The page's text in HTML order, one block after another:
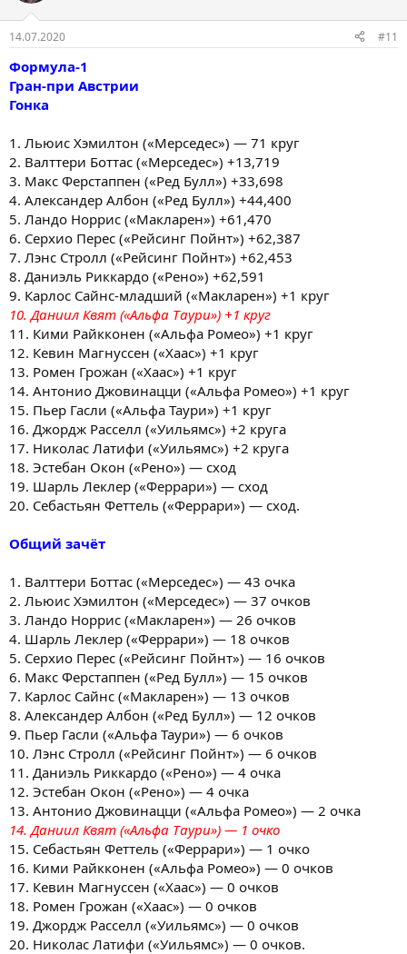
14.07.2020 #11
Формула-1
Гран-при Австрии
Гонка
1. Льюис Хэмилтон («Мерседес») — 71 круг
2. Валттери Боттас («Мерседес») +13,719
3. Макс Ферстаппен («Ред Булл») +33,698
4. Александер Албон («Ред Булл») +44,400
5. Ландо Норрис («Макларен») +61,470
6. Серхио Перес («Рейсинг Пойнт») +62,387
7. Лэнс Стролл («Рейсинг Пойнт») +62,453
8. Даниэль Риккардо («Рено») +62,591
9. Карлос Сайнс-младший («Макларен») +1 круг
10. Даниил Квят («Альфа Таури») +1 круг
11. Кими Райкконен («Альфа Ромео») +1 круг
12. Кевин Магнуссен («Хаас») +1 круг
13. Ромен Грожан («Хаас») +1 круг
14. Антонио Джовинацци («Альфа Ромео») +1 круг
15. Пьер Гасли («Альфа Таури») +1 круг
16. Джордж Расселл («Уильямс») +2 круга
17. Николас Латифи («Уильямс») +2 круга
18. Эстебан Окон («Рено») — сход
19. Шарль Леклер («Феррари») — сход
20. Себастьян Феттель («Феррари») — сход.
Общий зачёт
1. Валттери Боттас («Мерседес») — 43 очка
2. Льюис Хэмилтон («Мерседес») — 37 очков
3. Ландо Норрис («Макларен») — 26 очков
4. Шарль Леклер («Феррари») — 18 очков
5. Серхио Перес («Рейсинг Пойнт») — 16 очков
6. Макс Ферстаппен («Ред Булл») — 15 очков
7. Карлос Сайнс («Макларен») — 13 очков
8. Александер Албон («Ред Булл») — 12 очков
9. Пьер Гасли («Альфа Таури») — 6 очков
10. Лэнс Стролл («Рейсинг Пойнт») — 6 очков
11. Даниэль Риккардо («Рено») — 4 очка
12. Эстебан Окон («Рено») — 4 очка
13. Антонио Джовинацци («Альфа Ромео») — 2 очка
14. Даниил Квят («Альфа Таури») — 1 очко
15. Себастьян Феттель («Феррари») — 1 очко
16. Кими Райкконен («Альфа Ромео») — 0 очков
17. Кевин Магнуссен («Хаас») — 0 очков
18. Ромен Грожан («Хаас») — 0 очков
19. Джордж Расселл («Уильямс») — 0 очков
20. Николас Латифи («Уильямс») — 0 очков.